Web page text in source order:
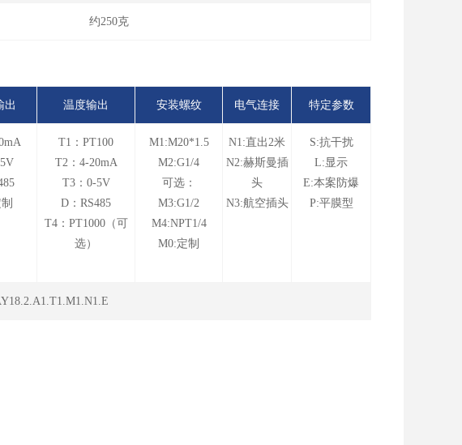
约250克
出 温度输出 安装螺纹 电气连接 特定参数
T1：PT100
T2：4-20mA
T3：0-5V
D：RS485
T4：PT1000（可
选）
M1:M20*1.5
M2:G1/4
可选：
M3:G1/2
M4:NPT1/4
M0:定制
N1:直出2米
N2:赫斯曼插
头
N3:航空插头
S:抗干扰
L:显示
E:本案防爆
P:平膜型